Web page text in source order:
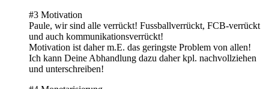
#3 Motivation
Paule, wir sind alle verrückt! Fussballverrückt, FCB-verrückt
und auch kommunikationsverrückt!
Motivation ist daher m.E. das geringste Problem von allen!
Ich kann Deine Abhandlung dazu daher kpl. nachvollziehen
und unterschreiben!